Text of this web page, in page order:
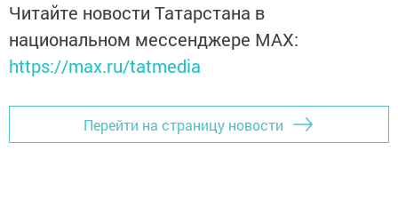
Читайте новости Татарстана в
национальном мессенджере MАХ:
https://max.ru/tatmedia
Перейти на страницу новости